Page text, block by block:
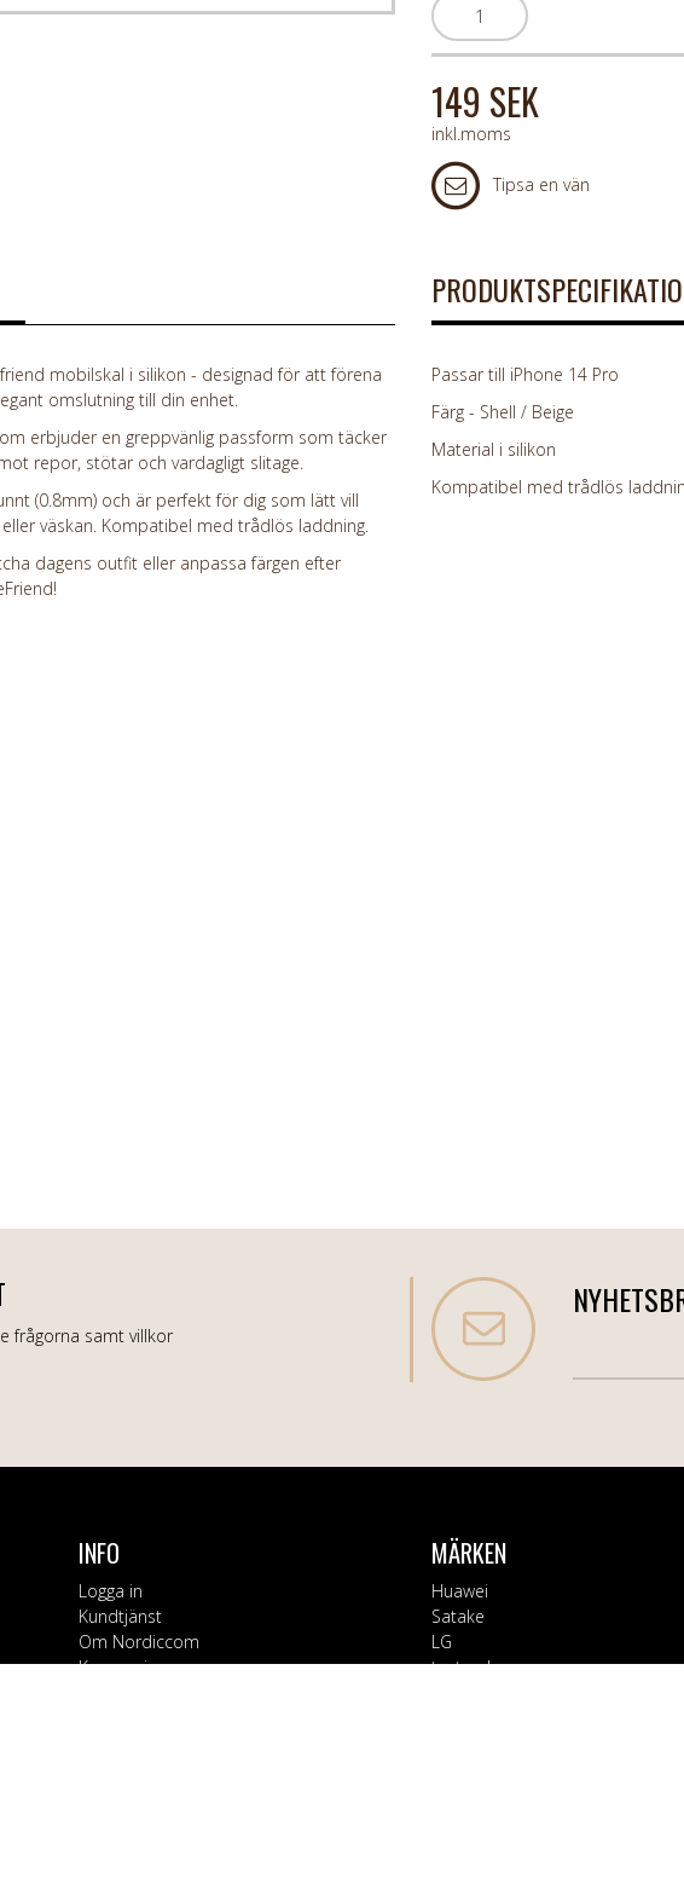
149 SEK
inkl.moms
Tipsa en vän
mobilskal i silikon - designad för att förena
omslutning till din enhet.
erbjuder en greppvänlig passform som täcker
repor, stötar och vardagligt slitage.
(0.8mm) och är perfekt för dig som lätt vill
väskan. Kompatibel med trådlös laddning.
dagens outfit eller anpassa färgen efter
Passar till iPhone 14 Pro
Färg - Shell / Beige
Material i silikon
Kompatibel med trådlös
frågorna samt villkor
INFO
Logga in
Kundtjänst
Om Nordiccom
Kampanjvaror
MÄRKEN
Huawei
Satake
LG
testsynk